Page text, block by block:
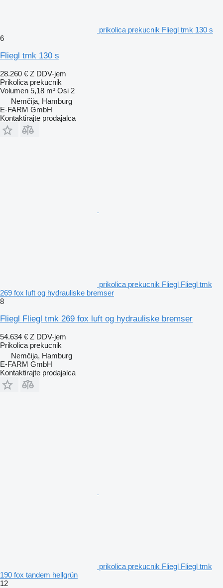
prikolica prekucnik Fliegl tmk 130 s
6
Fliegl tmk 130 s
28.260 € Z DDV-jem
Prikolica prekucnik
Volumen 5,18 m³ Osi 2
Nemčija, Hamburg
E-FARM GmbH
Kontaktirajte prodajalca
prikolica prekucnik Fliegl Fliegl tmk
269 fox luft og hydrauliske bremser
8
Fliegl Fliegl tmk 269 fox luft og hydrauliske bremser
54.634 € Z DDV-jem
Prikolica prekucnik
Nemčija, Hamburg
E-FARM GmbH
Kontaktirajte prodajalca
prikolica prekucnik Fliegl Fliegl tmk
190 fox tandem hellgrün
12